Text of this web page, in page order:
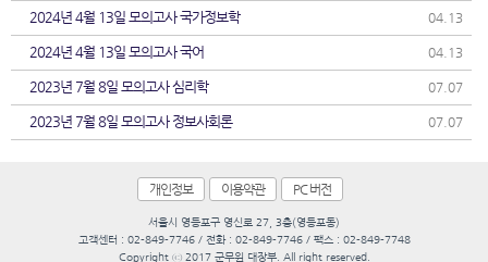
2024년 4월 13일 모의고사 국가정보학 04.13
2024년 4월 13일 모의고사 국어 04.13
2023년 7월 8일 모의고사 심리학 07.07
2023년 7월 8일 모의고사 정보사회론 07.07
개인정보 이용약관 PC 버전
서울시 영등포구 영신로 27, 3층(영등포동)
고객센터 : 02-849-7746 / 전화 : 02-849-7746 / 팩스 : 02-849-7748
Copyright ⓒ 2017 군무원 대장부. All right reserved.